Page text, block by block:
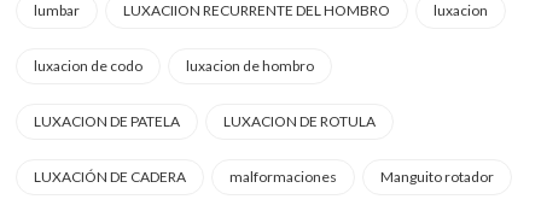
lumbar LUXACIION RECURRENTE DEL HOMBRO luxacion
luxacion de codo luxacion de hombro
LUXACION DE PATELA LUXACION DE ROTULA
LUXACIÓN DE CADERA malformaciones Manguito rotador